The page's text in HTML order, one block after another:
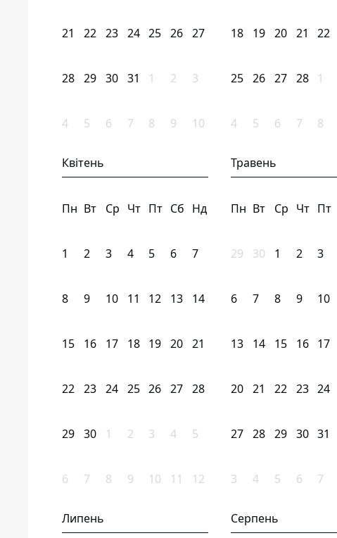
21 22 23 24 25 26 27
28 29 30 31 1 2 3
4 5 6 7 8 9 10
18 19 20 21 22
25 26 27 28 1
4 5 6 7 8
Квітень
Пн Вт Ср Чт Пт Сб Нд
1 2 3 4 5 6 7
8 9 10 11 12 13 14
15 16 17 18 19 20 21
22 23 24 25 26 27 28
29 30 1 2 3 4 5
6 7 8 9 10 11 12
Травень
Пн Вт Ср Чт Пт
29 30 1 2 3
6 7 8 9 10
13 14 15 16 17
20 21 22 23 24
27 28 29 30 31
3 4 5 6 7
Липень Серпень